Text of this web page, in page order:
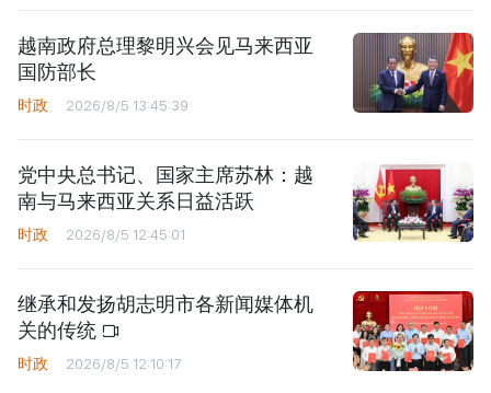
越南政府总理黎明兴会见马来西亚
国防部长
时政 2026/8/5 13:45:39
党中央总书记、国家主席苏林：越
南与马来西亚关系日益活跃
时政 2026/8/5 12:45:01
继承和发扬胡志明市各新闻媒体机
关的传统
时政 2026/8/5 12:10:17